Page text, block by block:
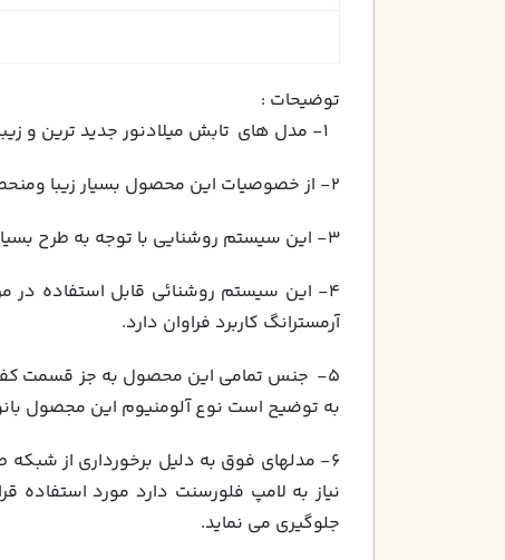
توضیحات :
2- از خصوصيات اين محصول بسيار زيبا ومنحصر به فرد ، امكان توليد در16 سايز رادارا مي باشد،
3- اين سيستم روشنايي با توجه به طرح بسيار زيباي خود جلوه ائي خاص به محيط كار و زندگي،ونقش مهم درروحيه و شادابي بيننده ايفا مي نمايد .
آرمسترانگ كاربرد فراوان دارد.
به توضیح است نوع آلومنیوم این مجصول
6- مدلهاي فوق به دليل برخورداري از
نياز به لامپ فلورسنت دارد مورد
جلوگيري مي نمايد.